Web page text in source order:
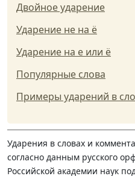
Двойное ударение
Ударение не на ё
Ударение на е или ё
Популярные слова
Примеры ударений в
Ударения в словах и
согласно данным русского
Российской академии наук